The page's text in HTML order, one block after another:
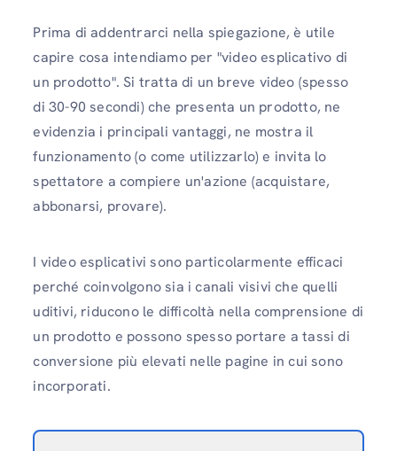
Prima di addentrarci nella spiegazione, è utile
capire cosa intendiamo per "video esplicativo di
un prodotto". Si tratta di un breve video (spesso
di 30-90 secondi) che presenta un prodotto, ne
evidenzia i principali vantaggi, ne mostra il
funzionamento (o come utilizzarlo) e invita lo
spettatore a compiere un'azione (acquistare,
abbonarsi, provare).
I video esplicativi sono particolarmente efficaci
perché coinvolgono sia i canali visivi che quelli
uditivi, riducono le difficoltà nella comprensione di
un prodotto e possono spesso portare a tassi di
conversione più elevati nelle pagine in cui sono
incorporati.